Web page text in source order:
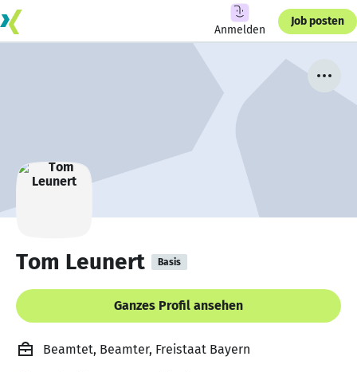
Anmelden
Job posten
Tom Leunert Basis
Ganzes Profil ansehen
Beamtet, Beamter, Freistaat Bayern